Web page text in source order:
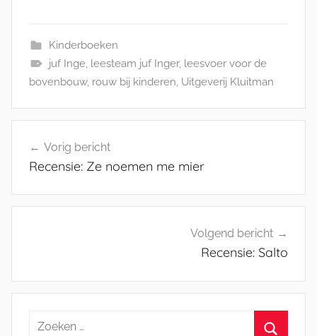
Kinderboeken
juf Inge, leesteam juf Inger, leesvoer voor de
bovenbouw, rouw bij kinderen, Uitgeverij Kluitman
navigatie
Vorig bericht
Recensie: Ze noemen me mier
Volgend bericht
Recensie: Salto
Zoeken